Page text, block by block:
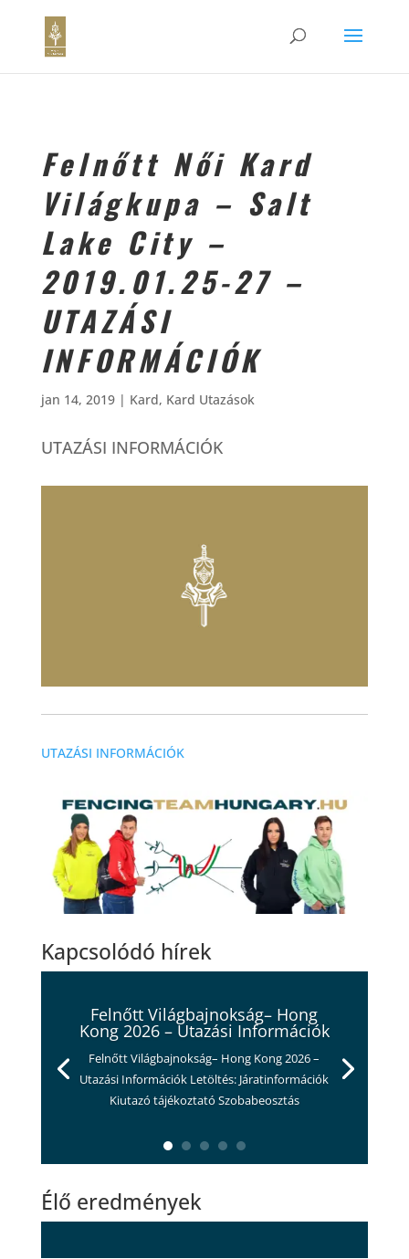
Felnőtt Női Kard
Világkupa – Salt
Lake City –
2019.01.25-27 –
UTAZÁSI
INFORMÁCIÓK
jan 14, 2019| Kard, Kard Utazások
UTAZÁSI INFORMÁCIÓK
UTAZÁSI INFORMÁCIÓK
Kapcsolódó hírek
Felnőtt Világbajnokság– Hong
Kong 2026 – Utazási Információk
Felnőtt Világbajnokság– Hong Kong 2026 –
Utazási Információk Letöltés: Járatinformációk
Kiutazó tájékoztató Szobabeosztás
Élő eredmények